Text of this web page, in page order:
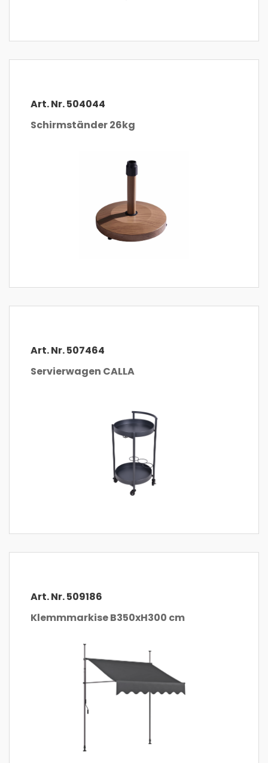
Art. Nr. 504044
Schirmständer 26kg
Art. Nr. 507464
Servierwagen CALLA
Art. Nr. 509186
Klemmmarkise B350xH300 cm